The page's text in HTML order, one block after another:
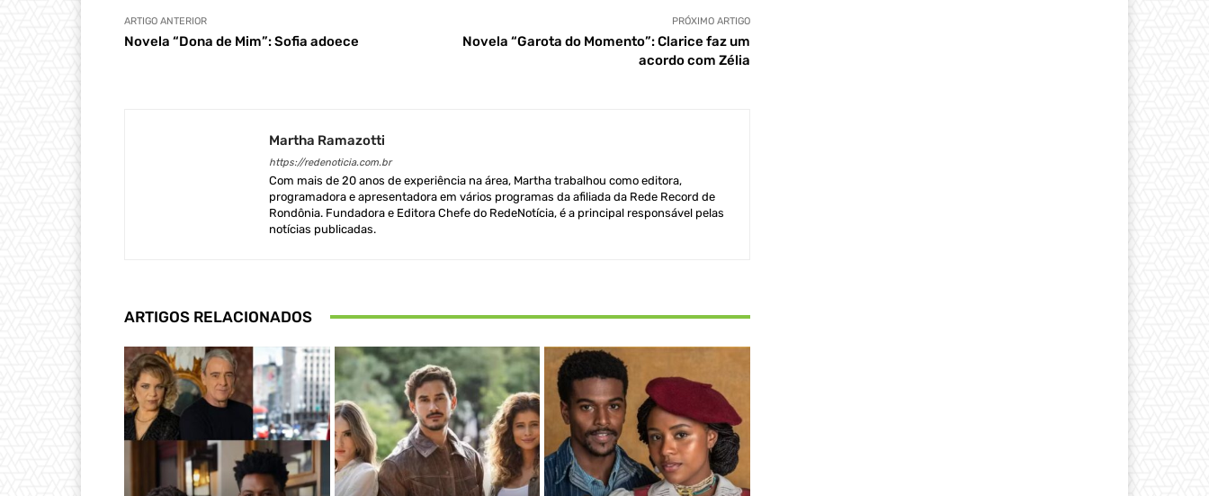
ARTIGO ANTERIOR
Novela “Dona de Mim”: Sofia adoece
PRÓXIMO ARTIGO
Novela “Garota do Momento”: Clarice faz um
acordo com Zélia
Martha Ramazotti
https://redenoticia.com.br
Com mais de 20 anos de experiência na área, Martha trabalhou como editora,
programadora e apresentadora em vários programas da afiliada da Rede Record de
Rondônia. Fundadora e Editora Chefe do RedeNotícia, é a principal responsável pelas
notícias publicadas.
ARTIGOS RELACIONADOS